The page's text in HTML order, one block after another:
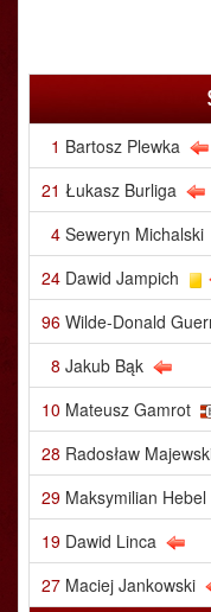
1 Bartosz Plewka
21 Łukasz Burliga
4 Seweryn Michalski
24 Dawid Jampich
96 Wilde-Donald
8 Jakub Bąk
10 Mateusz Gamrot
28 Radosław
29 Maksymilian Hebel
19 Dawid Linca
27 Maciej Jankowski